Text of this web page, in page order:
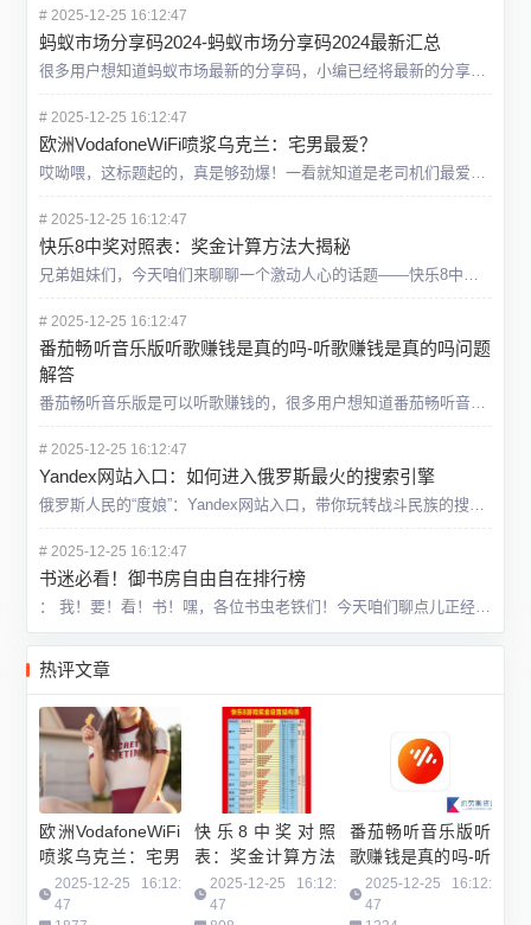
#2025-12-25 16:12:47
蚂蚁市场分享码2024-蚂蚁市场分享码2024最新汇总
很多用户想知道蚂蚁市场最新的分享码，小编已经将最新的分享码总结出来，包括往期的，用户可以根据自己的需要进行选择，具体内容一起来看看这篇蚂蚁市场分享码2024最新汇总，希望能够给大家帮助。蚂蚁市场分享码
#2025-12-25 16:12:47
欧洲VodafoneWiFi喷浆乌克兰：宅男最爱？
哎呦喂，这标题起的，真是够劲爆！一看就知道是老司机们最爱的调调！不过，咱们可不能被标题给骗了，这可不是什么黄色网站，而是一款正经的，嗯，至少表面上很正经的，欧洲Vodafone提供的WiFi服务。说到
#2025-12-25 16:12:47
快乐8中奖对照表：奖金计算方法大揭秘
兄弟姐妹们，今天咱们来聊聊一个激动人心的话题——快乐8中奖对照表！相信不少小伙伴都对快乐8这游戏跃跃欲试，毕竟谁不喜欢一夜暴富呢？嘿嘿，但是呢，想要中奖还得懂点门道。所以，今天我就来给大家揭秘一下快乐
#2025-12-25 16:12:47
番茄畅听音乐版听歌赚钱是真的吗-听歌赚钱是真的吗问题
解答
番茄畅听音乐版是可以听歌赚钱的，很多用户想知道番茄畅听音乐版听歌赚钱是真的吗，答案是真的，只不过很少，一天大概能赚4毛钱，具体内容一起来看看这篇番茄畅听音乐版听歌赚钱是真的吗问题解答。番茄畅听音乐版听
#2025-12-25 16:12:47
Yandex网站入口：如何进入俄罗斯最火的搜索引擎
俄罗斯人民的“度娘”：Yandex网站入口，带你玩转战斗民族的搜索引擎！嘿，小伙伴们！今天咱们聊点新鲜的，俄罗斯的“度娘”——Yandex！你以为只有咱们大中华有百度，人家战斗民族也有自己的搜索引擎，
#2025-12-25 16:12:47
书迷必看！御书房自由自在排行榜
： 我！要！看！书！嘿，各位书虫老铁们！今天咱们聊点儿正经的，什么正经呢？当然是咱们书迷最关心的——御书房自由自在排行榜！别看这个榜单名字起的文绉绉的，其实就是告诉大家，哪些书最受欢迎，最值得一读！
热评文章
欧洲VodafoneWiFi
喷浆乌克兰：宅男
最爱？
2025-12-25 16:12:
47
快乐8中奖对照
表：奖金计算方法
大揭秘
2025-12-25 16:12:
47
番茄畅听音乐版听
歌赚钱是真的吗-听
歌赚钱是真的吗问
题解答
2025-12-25 16:12:
47